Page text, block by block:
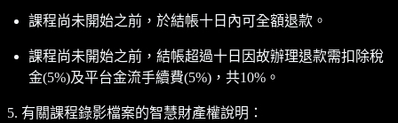
課程尚未開始之前，於結帳十日內可全額退款。
課程尚未開始之前，結帳超過十日因故辦理退款需扣除稅
金(5%)及平台金流手續費(5%)，共10%。
5. 有關課程錄影檔案的智慧財產權說明：